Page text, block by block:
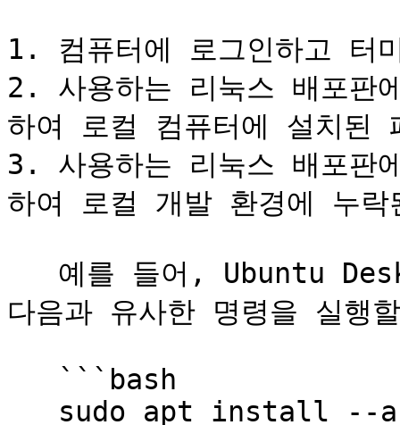
1. 컴퓨터에 로그인하고 터
2. 사용하는 리눅스 배포판
하여 로컬 컴퓨터에 설치된
3. 사용하는 리눅스 배포판
하여 로컬 개발 환경에 누
다음과 유사한 명령을 실행